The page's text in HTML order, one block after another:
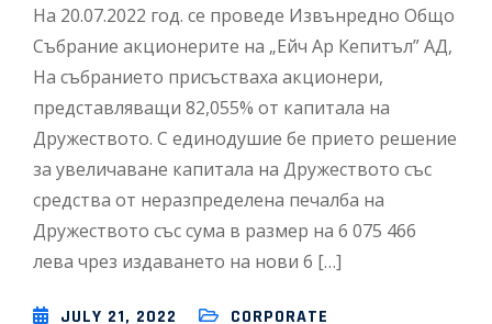
На 20.07.2022 год. се проведе Извънредно Общо
Събрание акционерите на „Ейч Ар Кепитъл” АД,
На събранието присъстваха акционери,
представляващи 82,055% от капитала на
Дружеството. С единодушие бе прието решение
за увеличаване капитала на Дружеството със
средства от неразпределена печалба на
Дружеството със сума в размер на 6 075 466
лева чрез издаването на нови 6 […]
JULY 21, 2022 CORPORATE